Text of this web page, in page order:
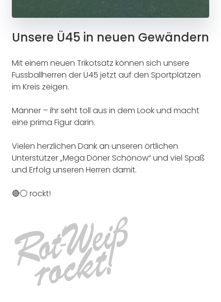
Unsere Ü45 in neuen Gewändern
Mit einem neuen Trikotsatz können sich unsere
Fussballherren der Ü45 jetzt auf den Sportplätzen
im Kreis zeigen.
Männer – ihr seht toll aus in dem Look und macht
eine prima Figur darin.
Vielen herzlichen Dank an unseren örtlichen
Unterstützer „Mega Döner Schönow“ und viel Spaß
und Erfolg unseren Herren damit.
🔴⚪ rockt!